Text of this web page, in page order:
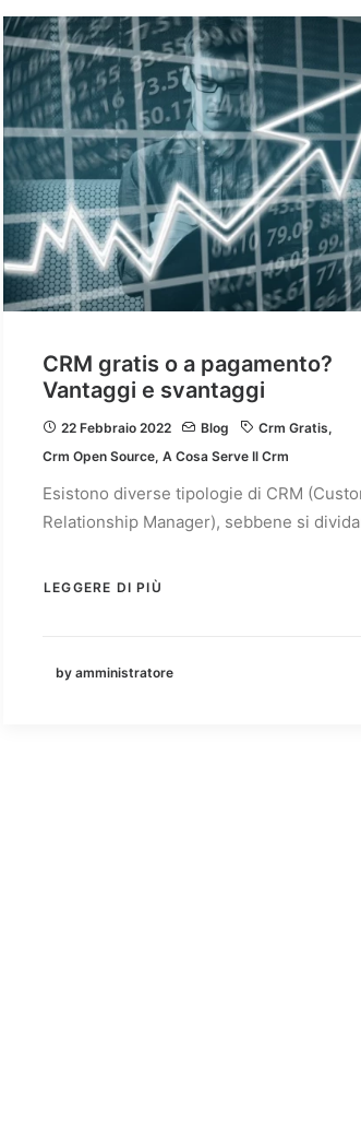
CRM gratis o a pagamento?
Vantaggi e svantaggi
22 Febbraio 2022 Blog Crm Gratis,
Crm Open Source, A Cosa Serve Il Crm
Esistono diverse tipologie di CRM
Relationship Manager), sebbene si
LEGGERE DI PIÙ
by amministratore